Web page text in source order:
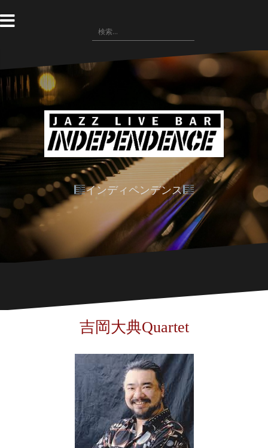
ン
テ
へ
ス
検
索:
インディペンデンス
吉岡大典Quartet